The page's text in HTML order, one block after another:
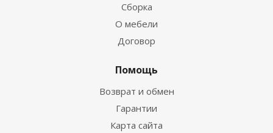
Сборка
О мебели
Договор
Помощь
Возврат и обмен
Гарантии
Карта сайта